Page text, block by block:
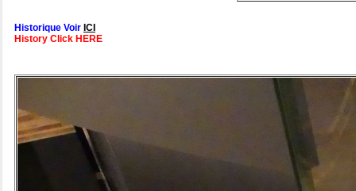
Historique Voir ICI
History Click HERE